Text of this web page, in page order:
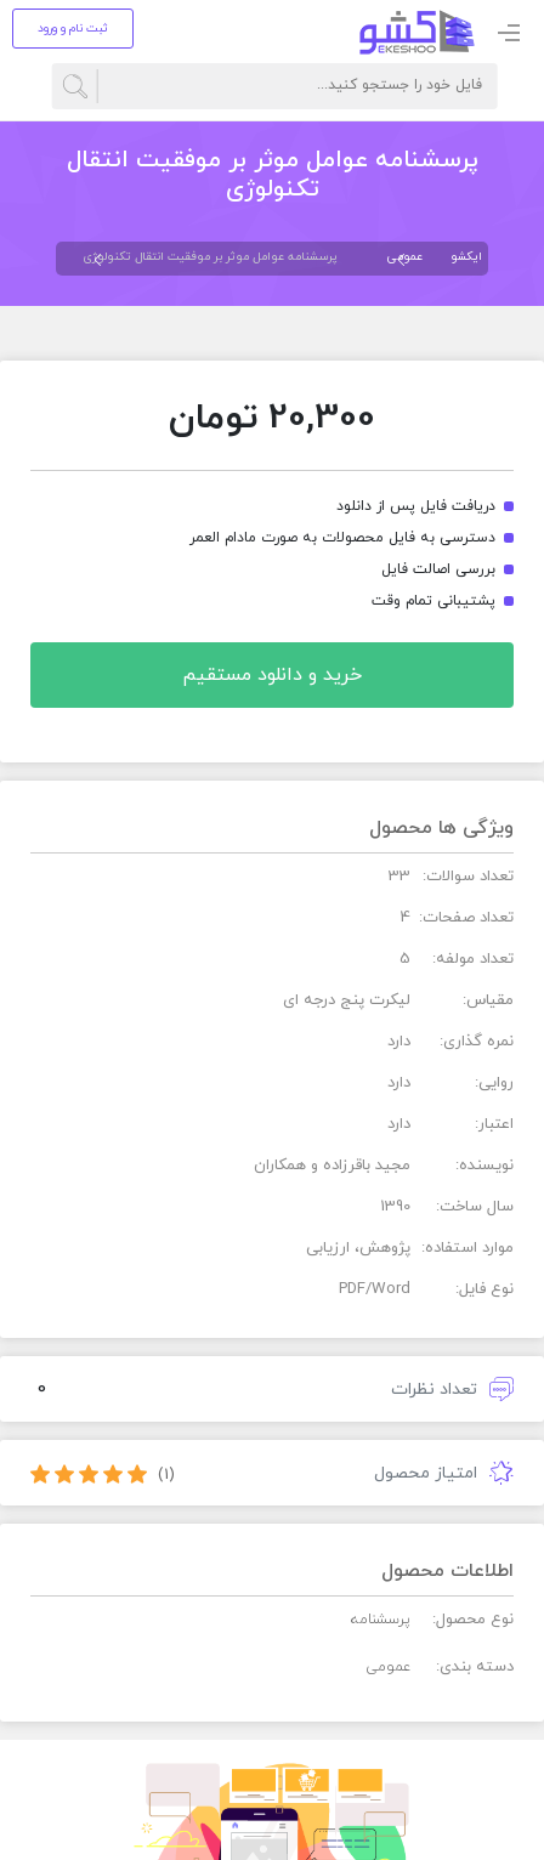
ثبت نام و ورود
پرسشنامه عوامل موثر بر موفقیت انتقال
تكنولوژی
ایکشو عمومی پرسشنامه عوامل موثر بر موفقیت انتقال تكنولوژی
20,300 تومان
دریافت فایل پس از دانلود
دسترسی به فایل محصولات به صورت مادام العمر
بررسی اصالت فایل
پشتیبانی تمام وقت
خرید و دانلود مستقیم
ویژگی ها محصول
تعداد سوالات:
33
تعداد صفحات: 4
تعداد مولفه:
5
مقیاس:
لیکرت پنج درجه ای
نمره گذاری:
دارد
روایی:
دارد
اعتبار:
دارد
نویسنده:
مجید باقرزاده و همکاران
سال ساخت:
1390
موارد استفاده: پژوهش، ارزیابی
نوع فایل:
PDF/Word
تعداد نظرات 0
امتیاز محصول (1)
اطلاعات محصول
نوع محصول: پرسشنامه
دسته بندی: عمومی